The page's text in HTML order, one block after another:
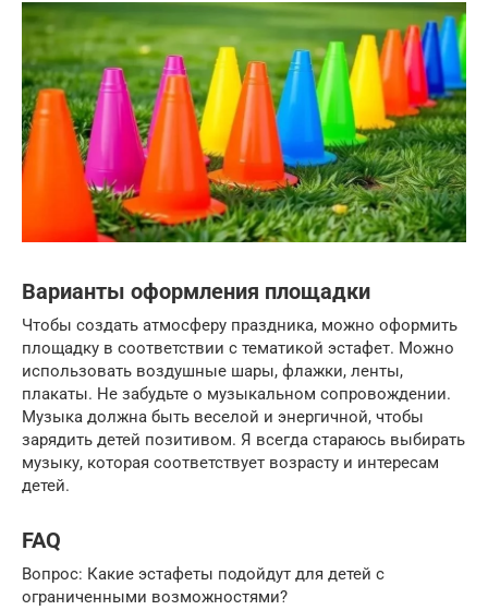
Варианты оформления площадки
Чтобы создать атмосферу праздника, можно оформить
площадку в соответствии с тематикой эстафет. Можно
использовать воздушные шары, флажки, ленты,
плакаты. Не забудьте о музыкальном сопровождении.
Музыка должна быть веселой и энергичной, чтобы
зарядить детей позитивом. Я всегда стараюсь выбирать
музыку, которая соответствует возрасту и интересам
детей.
FAQ
Вопрос: Какие эстафеты подойдут для детей с
ограниченными возможностями?